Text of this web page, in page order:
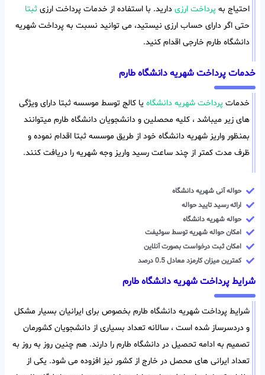
احتیاج به پرداخت ارزی دارید. با استفاده از خدمات پرداخت ارزی ثبتا
حتی اگر دارای حساب ارزی نیستید، می توانید نسبت به پرداخت شهریه
دانشگاه طارم خارجی اقدام کنید.
خدمات پرداخت شهریه دانشگاه طارم
خدمات پرداخت شهریه دانشگاه یا کالج توسط موسسه ثبتا دارای ویژگی
های زیر میباشد ، کلیه محصلین و دانشجویان دانشگاه طارم میتوانند
بمنظور واریز شهریه دانشگاه خود از طریق موسسه ثبتا اقدام نموده و
ظرف مدت کمتر از چند ساعت رسید واریز وجه شهریه را دریافت کنند.
حواله آنی شهریه دانشگاه
ارائه رسید تایید حواله
حواله شهریه دانشگاه
امکان حواله شهریه توسط سوئیفت
امکان ثبت درخواست بصورت آنلاین
کمترین میزان کارمزد معادل 0.5 درصد
شرایط پرداخت شهریه دانشگاه طارم
شرایط پرداخت شهریه دانشگاه طارم بخصوص برای ایرانیان بسیار مشکل
و دردسرساز شده است ، سالانه تعداد بسیاری از دانشجویان کشورمان
تصمیم به ادامه تحصیل در دانشگاه طارم را دارند. هم چنین روز به روز به
تعداد ایرانی های محصل در خارج از کشور نیز افزوده می شود. یکی از